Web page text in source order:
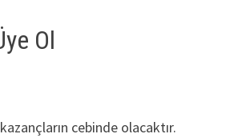
Ol
cebinde olacaktır.